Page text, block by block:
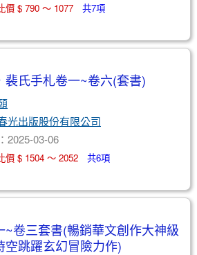
價 $ 790 ～ 1077 共7項
裴氏手札卷一~卷六(套書)
光出版股份有限公司
2025-03-06
價 $ 1504 ～ 2052 共6項
~卷三套書(暢銷華文創作大神級
空跳躍玄幻冒險力作)